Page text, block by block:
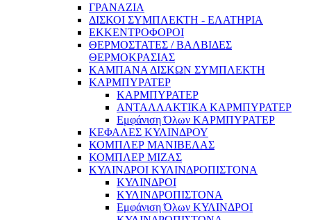
ΓΡΑΝΑΖΙΑ
ΔΙΣΚΟΙ ΣΥΜΠΛΕΚΤΗ - ΕΛΑΤΗΡΙΑ
ΕΚΚΕΝΤΡΟΦΟΡΟΙ
ΘΕΡΜΟΣΤΑΤΕΣ / ΒΑΛΒΙΔΕΣ
ΘΕΡΜΟΚΡΑΣΙΑΣ
ΚΑΜΠΑΝΑ ΔΙΣΚΩΝ ΣΥΜΠΛΕΚΤΗ
ΚΑΡΜΠΥΡΑΤΕΡ
ΚΑΡΜΠΥΡΑΤΕΡ
ΑΝΤΑΛΛΑΚΤΙΚΑ ΚΑΡΜΠΥΡΑΤΕΡ
Εμφάνιση Όλων ΚΑΡΜΠΥΡΑΤΕΡ
ΚΕΦΑΛΕΣ ΚΥΛΙΝΔΡΟΥ
ΚΟΜΠΛΕΡ ΜΑΝΙΒΕΛΑΣ
ΚΟΜΠΛΕΡ ΜΙΖΑΣ
ΚΥΛΙΝΔΡΟΙ ΚΥΛΙΝΔΡΟΠΙΣΤΟΝΑ
ΚΥΛΙΝΔΡΟΙ
ΚΥΛΙΝΔΡΟΠΙΣΤΟΝΑ
Εμφάνιση Όλων ΚΥΛΙΝΔΡΟΙ